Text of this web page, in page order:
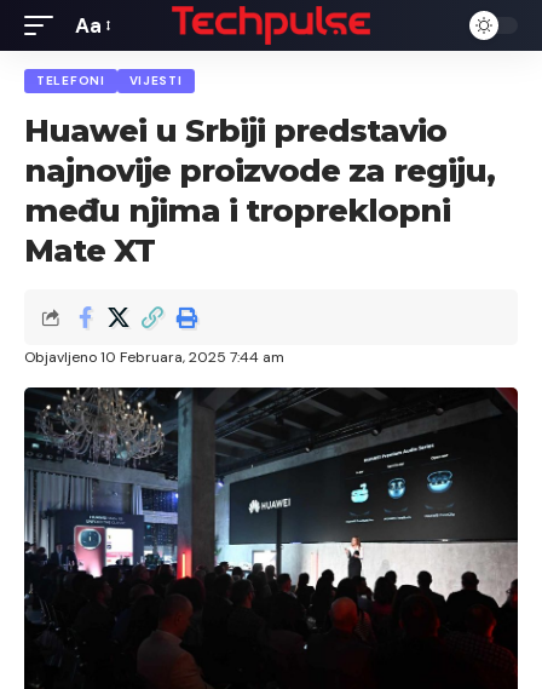
Font
Resizer
Aa
TELEFONI VIJESTI
Huawei u Srbiji predstavio
najnovije proizvode za regiju,
među njima i tropreklopni
Mate XT
Objavljeno 10 Februara, 2025 7:44 am